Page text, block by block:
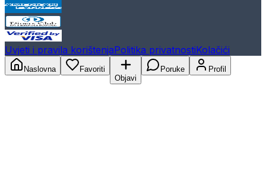
Uvjeti i pravila korištenjaPolitika privatnostiKolačići
Naslovna
Favoriti
Objavi
Poruke Profil